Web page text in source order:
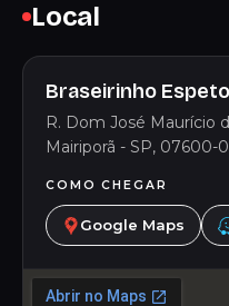
Local
Braseirinho
R. Dom José Maurício
Mairiporã - SP, 07600-
COMO CHEGAR
Google Maps